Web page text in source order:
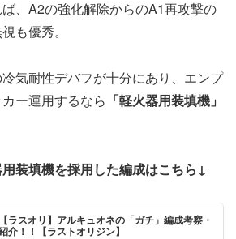
、A2の強化解除からのA1再攻撃の
も優秀。
気耐性デバフが十分にあり、エンプ
ー運用するなら 「軽火器用装填機」
装填機を採用した編成はこちら↓
【ラスオリ】アルキュオネの「ガチ」編成考察・
介！！【ラストオリジン】